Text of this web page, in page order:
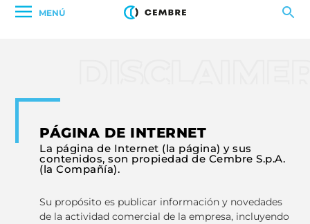
MENÚ
PÁGINA DE INTERNET
La página de Internet (la página) y sus
contenidos, son propiedad de Cembre S.p.A.
(la Compañía).
Su propósito es publicar información y novedades
de la actividad comercial de la empresa, incluyendo